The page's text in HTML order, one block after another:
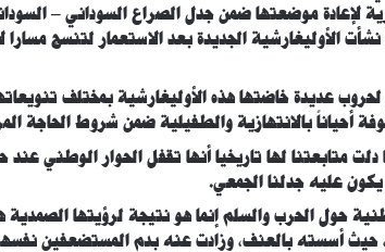
لإعادة موضعتها ضمن جدل الصراع السوداني –
الأوليغارشية الجديدة بعد الاستعمار لتنسج مسارا
عديدة خاضتها هذه الأوليغارشية بمختلف
أحياناً بالانتهازية والطفيلية ضمن شروط الحاجة
متابعتنا لها تاريخيا أنها تقفل الحوار الوطني
عليه جدلنا الجمعي.
حول الحرب والسلم إنما هو نتيجة لرؤيتها
حيث أسسته بالعنف، وزادت عنه بدم المستضعفين